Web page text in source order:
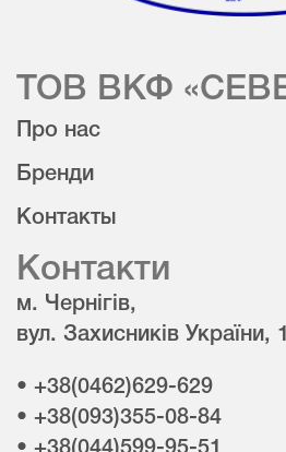
ТОВ ВКФ
Про нас
Бренди
Контакты
Контакти
м. Чернігів,
вул. Захисників України,
• +38(0462)629-629
• +38(093)355-08-84